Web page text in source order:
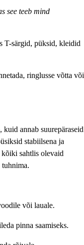
see teeb mind
T-särgid, püksid, kleidid
ringlusse võtta või
annab suurepäraseid
stabiilsena ja
kõiki sahtlis olevaid
või lauale.
pinna saamiseks.